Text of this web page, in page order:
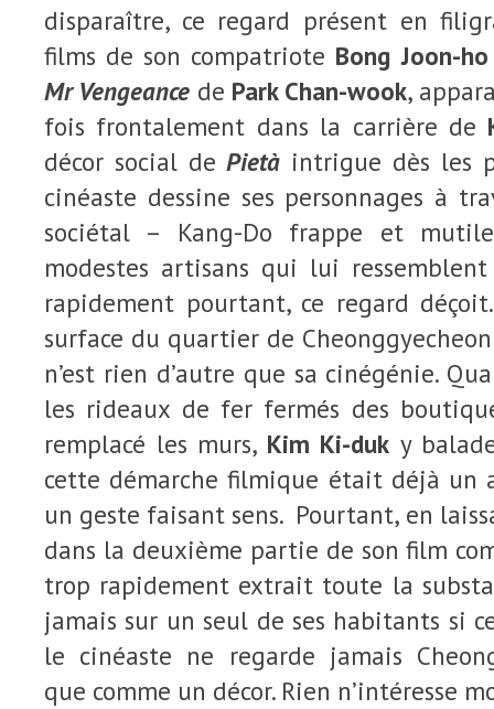
disparaître, ce regard présent en
films de son compatriote Bong Joon-ho
Mr Vengeance de Park Chan-wook,
fois frontalement dans la carrière de
décor social dePietà intrigue dès les
cinéaste dessine ses personnages à
sociétal – Kang-Do frappe et
modestes artisans qui lui
rapidement pourtant, ce regard
surface du quartier de
n’est rien d’autre que sa cinégénie.
les rideaux de fer fermés des
remplacé les murs, Kim Ki-duk y
cette démarche filmique était déjà un
un geste faisant sens. Pourtant, en
dans la deuxième partie de son film
trop rapidement extrait toute la
jamais sur un seul de ses habitants si
le cinéaste ne regarde jamais
que comme un décor. Rien n’intéresse